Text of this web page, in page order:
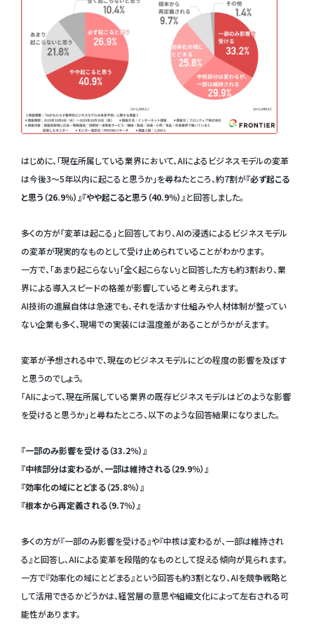
はじめに、「現在所属している業界において、AIによるビジネスモデルの変革
は今後3〜5年以内に起こると思うか」を尋ねたところ、約7割が『必ず起こる
と思う（26.9％）』『やや起こると思う（40.9％）』と回答しました。
多くの方が「変革は起こる」と回答しており、AIの浸透によるビジネスモデル
の変革が現実的なものとして受け止められていることがわかります。
一方で、「あまり起こらない」「全く起こらない」と回答した方も約3割おり、業
界による導入スピードの格差が影響していると考えられます。
AI技術の進展自体は急速でも、それを活かす仕組みや人材体制が整ってい
ない企業も多く、現場での実装には温度差があることがうかがえます。
変革が予想される中で、現在のビジネスモデルにどの程度の影響を及ぼす
と思うのでしょう。
「AIによって、現在所属している業界の既存ビジネスモデルはどのような影響
を受けると思うか」と尋ねたところ、以下のような回答結果になりました。
『一部のみ影響を受ける（33.2％）』
『中核部分は変わるが、一部は維持される（29.9％）』
『効率化の域にとどまる（25.8％）』
『根本から再定義される（9.7％）』
多くの方が『一部のみ影響を受ける』や『中核は変わるが、一部は維持され
る』と回答し、AIによる変革を段階的なものとして捉える傾向が見られます。
一方で『効率化の域にとどまる』という回答も約3割となり、AIを競争戦略と
して活用できるかどうかは、経営層の意思や組織文化によって左右される可
能性があります。